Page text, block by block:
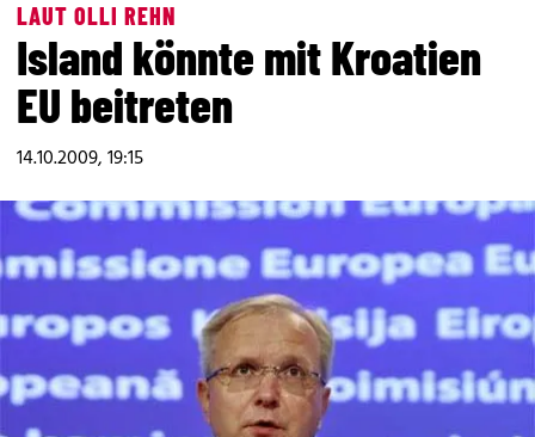
LAUT OLLI REHN
Island könnte mit Kroatien
EU beitreten
14.10.2009, 19:15